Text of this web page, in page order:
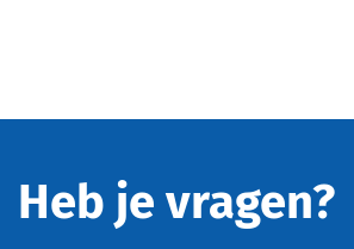
Heb je vragen?